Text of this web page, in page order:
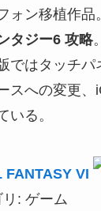
ォン移植作品。
タジー6 攻略。
ではタッチパ
スへの変更、
いる。
FANTASY VI
リ: ゲーム